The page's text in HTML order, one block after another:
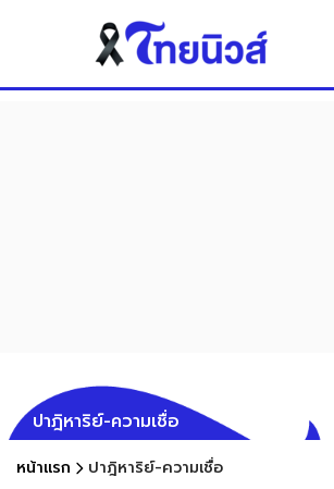
ปาฎิหาริย์-ความเชื่อ
หน้าแรก ปาฎิหาริย์-ความเชื่อ